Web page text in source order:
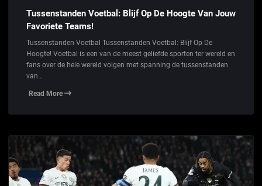
Tussenstanden Voetbal: Blijf Op De Hoogte Van Jouw
Favoriete Teams!
Tussenstanden Voetbal Tussenstanden Voetbal: Blijf Op De
Hoogte! Voetbal is een van de meest geliefde sporten ter wereld en
fans over de hele wereld volgen met spanning de tussenstanden
van…
Read More